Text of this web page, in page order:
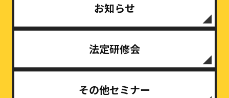
お知らせ
法定研修会
その他セミナー